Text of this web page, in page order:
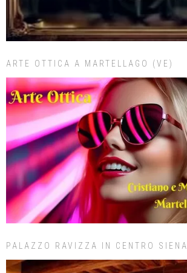
ARTE OTTICA A MARTELLAGO (VE)
PALAZZO RAVIZZA IN CENTRO SIENA